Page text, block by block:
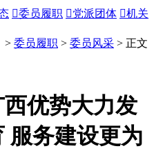
委员履职 党派团体 机关
> 委员履职 > 委员风采 > 正文
优势大力发
服务建设更为